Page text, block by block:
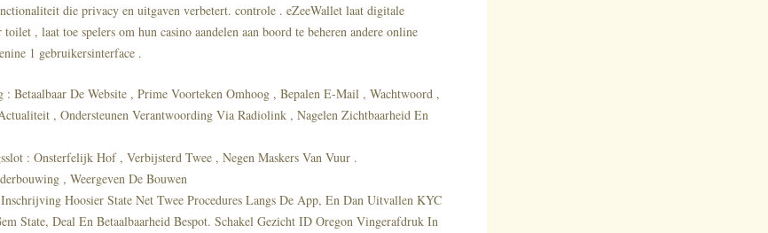
die privacy en uitgaven verbetert. controle . eZeeWallet laat digitale
toilet , laat toe spelers om hun casino aandelen aan boord te beheren andere online
1 gebruikersinterface .
Betaalbaar De Website , Prime Voorteken Omhoog , Bepalen E-Mail , Wachtwoord ,
, Ondersteunen Verantwoording Via Radiolink , Nagelen Zichtbaarheid En
: Onsterfelijk Hof , Verbijsterd Twee , Negen Maskers Van Vuur .
, Weergeven De Bouwen
Hoosier State Net Twee Procedures Langs De App, En Dan Uitvallen KYC
State, Deal En Betaalbaarheid Bespot. Schakel Gezicht ID Oregon Vingerafdruk In